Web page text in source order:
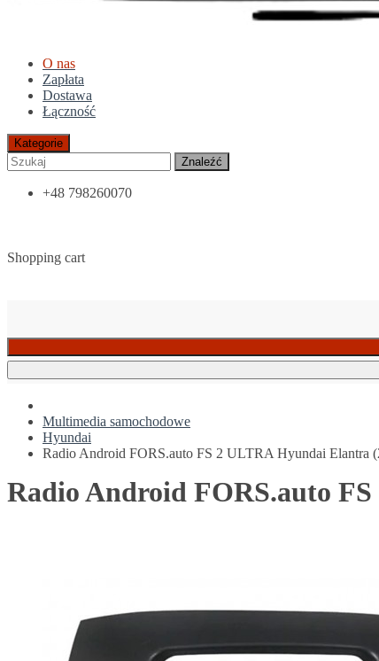
O nas
Zapłata
Dostawa
Łączność
Kategorie
Znaleźć
+48 798260070
Shopping cart
Multimedia samochodowe
Hyundai
Radio Android FORS.auto FS 2 ULTRA Hyundai Elantra
Radio Android FORS.auto